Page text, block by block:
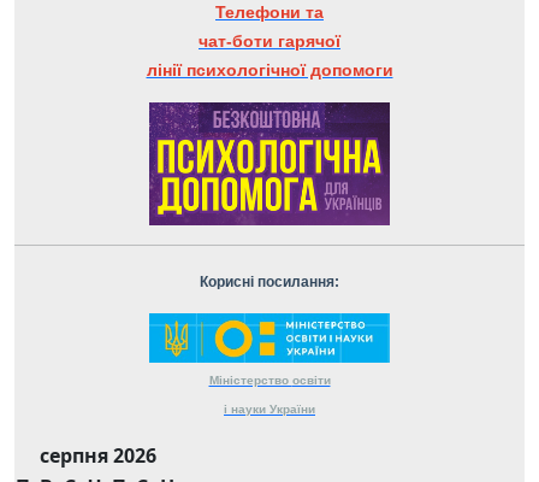
Телефони та
чат-боти гарячої
лінії психологічної допомоги
Корисні посилання:
Міністерство освіти
і науки України
серпня 2026